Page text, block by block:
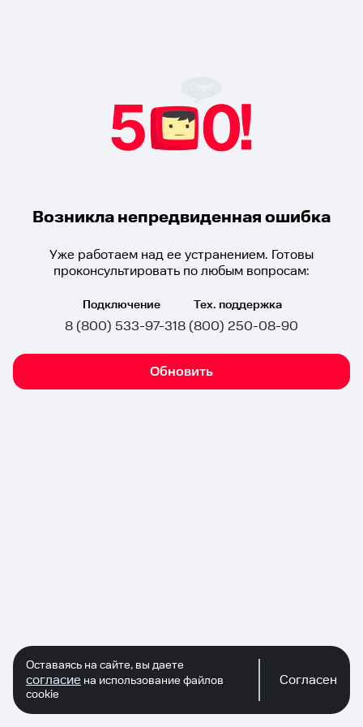
Возникла непредвиденная ошибка
Уже работаем над ее устранением. Готовы
проконсультировать по любым вопросам:
Подключение
8 (800) 533-97-31
Тех. поддержка
8 (800) 250-08-90
Обновить
Оставаясь на сайте, вы даете
согласие на использование файлов
cookie
Согласен